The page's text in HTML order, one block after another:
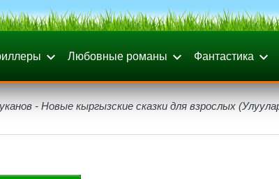
Любовные романы Фантастика
- Новые кыргызские сказки для взрослых